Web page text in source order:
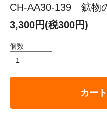
CH-AA30-139 鉱物
3,300円(税300円)
個数
カー